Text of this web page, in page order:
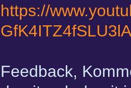
https://
Feedback,